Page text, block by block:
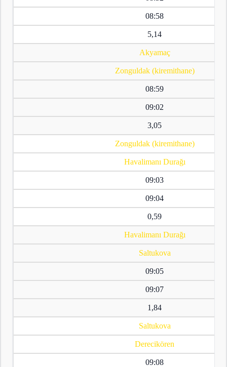
08:58
5,14
Akyamaç
Zonguldak (kiremithane)
08:59
09:02
3,05
Zonguldak (kiremithane)
Havalimanı Durağı
09:03
09:04
0,59
Havalimanı Durağı
Saltukova
09:05
09:07
1,84
Saltukova
Derecikören
09:08